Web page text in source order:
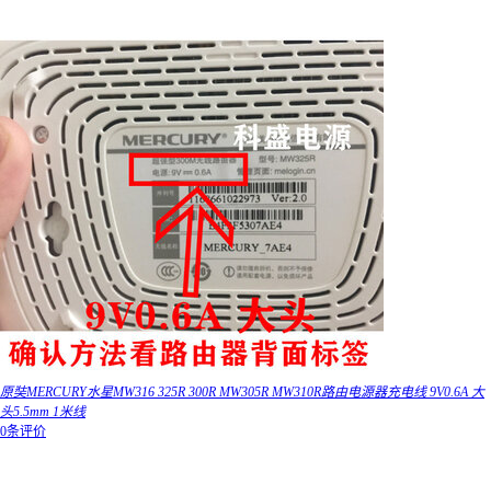
原奘MERCURY水星MW316 325R 300R MW305R MW310R路由电源器充电线 9V0.6A 大
头5.5mm 1米线
0条评价